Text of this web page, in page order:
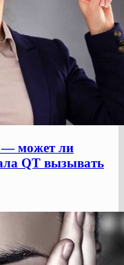
— может ли
QT вызывать